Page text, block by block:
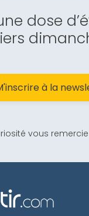
dose
à la
vous